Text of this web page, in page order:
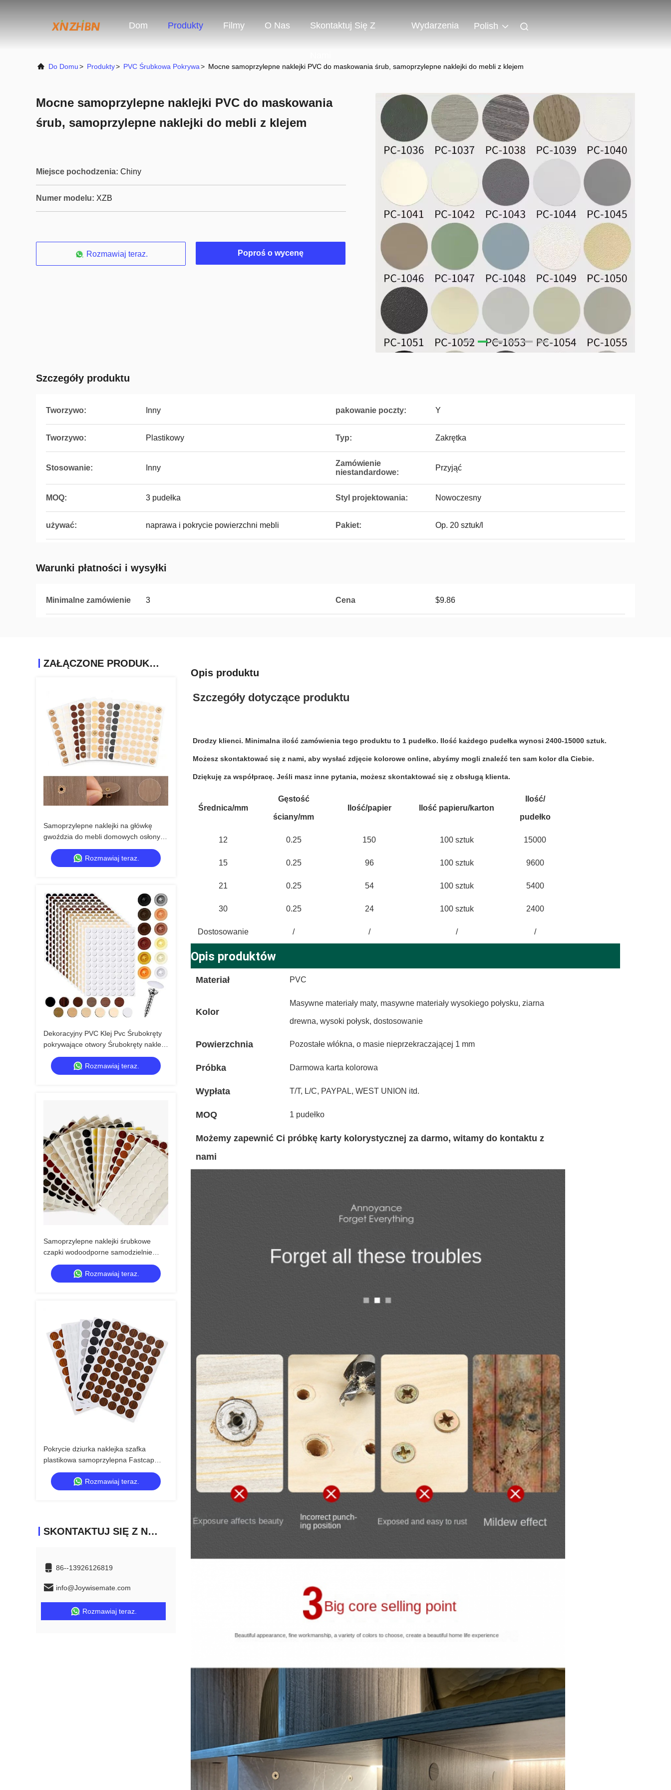
Dom Produkty Filmy O Nas Skontaktuj Się Z Wydarzenia Polish
Do Domu> Produkty> PVC Śrubkowa Pokrywa> Mocne samoprzylepne naklejki PVC do maskowania śrub, samoprzylepne naklejki do mebli z klejem
Mocne samoprzylepne naklejki PVC do maskowania
śrub, samoprzylepne naklejki do mebli z klejem
Miejsce pochodzenia: Chiny
Numer modelu: XZB
Rozmawiaj teraz. Poproś o wycenę
Szczegóły produktu
Tworzywo: Inny pakowanie poczty: Y
Tworzywo: Plastikowy Typ: Zakrętka
Stosowanie: Inny
Zamówienie
niestandardowe:
Przyjąć
MOQ: 3 pudełka Styl projektowania: Nowoczesny
używać: naprawa i pokrycie powierzchni mebli Pakiet: Op. 20 sztuk/l
Warunki płatności i wysyłki
Minimalne zamówienie 3 Cena $9.86
ZAŁĄCZONE PRODUKTY
Samoprzylepne naklejki na główkę
gwoździa do mebli domowych osłony z
PVC otwory na śruby do drewna
Rozmawiaj teraz.
Dekoracyjny PVC Klej Pvc Śrubokręty
pokrywające otwory Śrubokręty naklejki
dla profesjonalnych zastosowań
Rozmawiaj teraz.
Samoprzylepne naklejki śrubkowe
czapki wodoodporne samodzielnie
wyciągające plastikowe naklejki
śrubkowe pokrywające drewno śrubki
kabina ścienna
Rozmawiaj teraz.
Pokrycie dziurka naklejka szafka
plastikowa samoprzylepna Fastcap
dekoracyjne PVC pokrywa klejące
skrzyni czapkaRozmawiaj teraz.
SKONTAKTUJ SIĘ Z NAMI
86--13926126819
info@Joywisemate.com
Rozmawiaj teraz.
Opis produktu
Szczegóły dotyczące produktu
Drodzy klienci. Minimalna ilość zamówienia tego produktu to 1 pudełko. Ilość każdego pudełka wynosi 2400-15000 sztuk.
Możesz skontaktować się z nami, aby wysłać zdjęcie kolorowe online, abyśmy mogli znaleźć ten sam kolor dla Ciebie.
Dziękuję za współpracę. Jeśli masz inne pytania, możesz skontaktować się z obsługą klienta.
Średnica/mm
Gęstość
ściany/mm
Ilość/papier Ilość papieru/karton
Ilość/
pudełko
12 0.25 150 100 sztuk 15000
15 0.25 96 100 sztuk 9600
21 0.25 54 100 sztuk 5400
30 0.25 24 100 sztuk 2400
Dostosowanie / / / /
Opis produktów
Materiał PVC
Kolor
Masywne materiały maty, masywne materiały wysokiego połysku, ziarna
drewna, wysoki połysk, dostosowanie
Powierzchnia Pozostałe włókna, o masie nieprzekraczającej 1 mm
Próbka Darmowa karta kolorowa
Wypłata T/T, L/C, PAYPAL, WEST UNION itd.
MOQ 1 pudełko
Możemy zapewnić Ci próbkę karty kolorystycznej za darmo, witamy do kontaktu z
nami